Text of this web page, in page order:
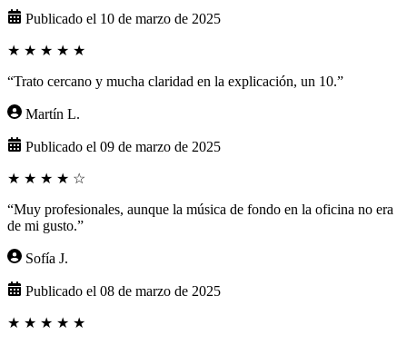
Publicado el 10 de marzo de 2025
★ ★ ★ ★ ★
“Trato cercano y mucha claridad en la explicación, un 10.”
Martín L.
Publicado el 09 de marzo de 2025
★ ★ ★ ★ ☆
“Muy profesionales, aunque la música de fondo en la oficina no era
de mi gusto.”
Sofía J.
Publicado el 08 de marzo de 2025
★ ★ ★ ★ ★